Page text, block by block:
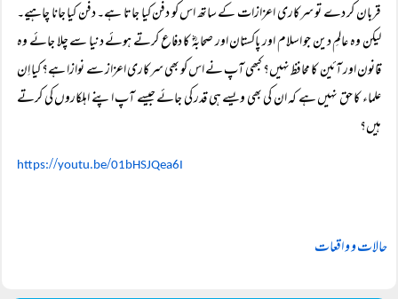
قربان کر دے تو سرکاری اعزازات کے ساتھ اس کو دفن کیا جاتا ہے۔ دفن کیا جانا چاہیے۔
لیکن وہ عالمِ دین جو اسلام اور پاکستان اور صحابہؓ کا دفاع کرتے ہوئے دنیا سے چلا جائے وہ
قانون اور آئین کا محافظ نہیں؟ کبھی آپ نے اس کو بھی سرکاری اعزاز سے نوازا ہے؟ کیا اِن
علماء کا حق نہیں ہے کہ ان کی بھی ویسے ہی قدر کی جائے جیسے آپ اپنے اہلکاروں کی کرتے
ہیں؟
https://youtu.be/01bHSJQea6I
حالات و واقعات